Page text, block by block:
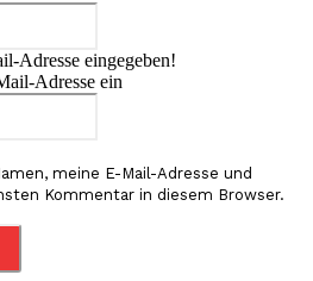
Adresse eingegeben!
Adresse ein
meine E-Mail-Adresse und
Kommentar in diesem Browser.